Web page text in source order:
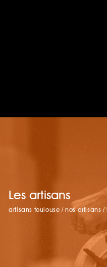
Les artisans
artisans toulouse /nos artisans /